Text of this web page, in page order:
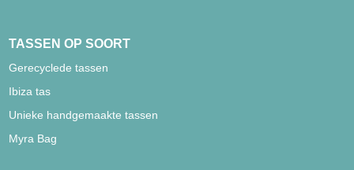
TASSEN OP SOORT
Gerecyclede tassen
Ibiza tas
Unieke handgemaakte tassen
Myra Bag